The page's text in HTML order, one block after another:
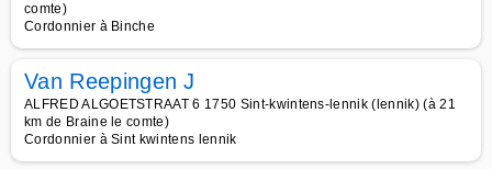
comte)
Cordonnier à Binche
Van Reepingen J
ALFRED ALGOETSTRAAT 6 1750 Sint-kwintens-lennik (lennik) (à 21
km de Braine le comte)
Cordonnier à Sint kwintens lennik